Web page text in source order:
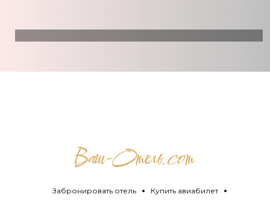
Забронировать отель
Купить авиабилет